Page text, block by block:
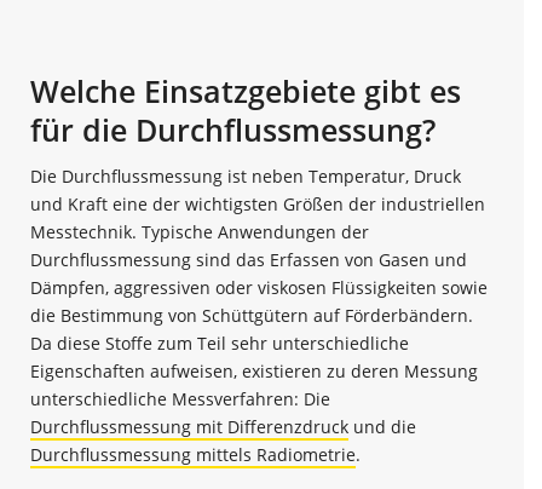
Welche Einsatzgebiete gibt es
für die Durchflussmessung?
Die Durchflussmessung ist neben Temperatur, Druck
und Kraft eine der wichtigsten Größen der industriellen
Messtechnik. Typische Anwendungen der
Durchflussmessung sind das Erfassen von Gasen und
Dämpfen, aggressiven oder viskosen Flüssigkeiten sowie
die Bestimmung von Schüttgütern auf Förderbändern.
Da diese Stoffe zum Teil sehr unterschiedliche
Eigenschaften aufweisen, existieren zu deren Messung
unterschiedliche Messverfahren: Die
Durchflussmessung mit Differenzdruck und die
Durchflussmessung mittels Radiometrie.